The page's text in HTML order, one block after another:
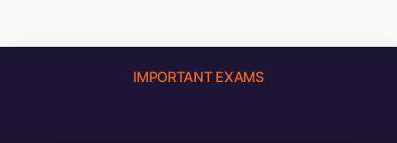
IMPORTANT EXAMS